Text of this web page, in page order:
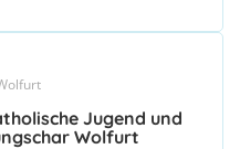
Jugend und
Wolfurt